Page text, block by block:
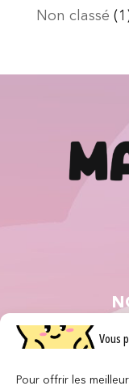
Vous
Pour offrir les
Non classé
QUI